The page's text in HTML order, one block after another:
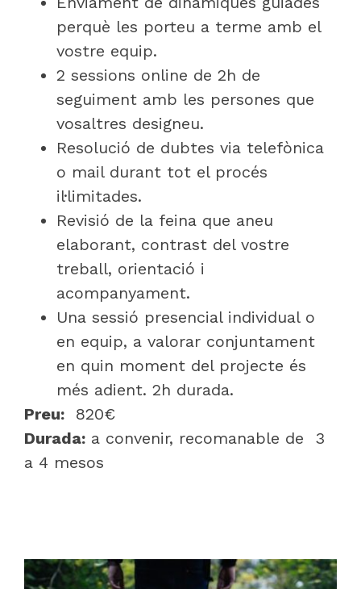
perquè les porteu a terme amb el
vostre equip.
2 sessions online de 2h de
seguiment amb les persones que
vosaltres designeu.
Resolució de dubtes via telefònica
o mail durant tot el procés
il·limitades.
Revisió de la feina que aneu
elaborant, contrast del vostre
treball, orientació i
acompanyament.
Una sessió presencial individual o
en equip, a valorar conjuntament
en quin moment del projecte és
més adient. 2h durada.
Preu: 820€
Durada: a convenir, recomanable de 3
a 4 mesos